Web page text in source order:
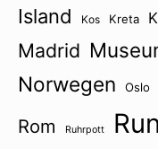
Island
Kos Kreta
Madrid
Norwegen Oslo
Rom Ruhrpott